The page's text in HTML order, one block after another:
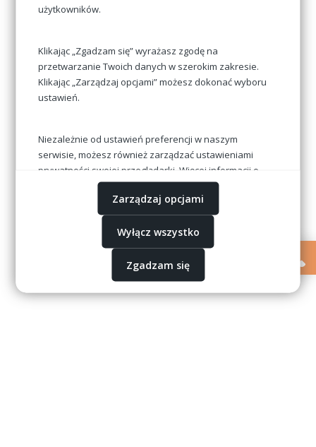
użytkowników.
Klikając „Zgadzam się” wyrażasz zgodę na
przetwarzanie Twoich danych w szerokim zakresie.
Klikając „Zarządzaj opcjami” możesz dokonać wyboru
ustawień.
Niezależnie od ustawień preferencji w naszym
serwisie, możesz również zarządzać ustawieniami
prywatności swojej przeglądarki. Więcej informacji o
przetwarzaniu danych znajdziesz wPolityce
Zarządzaj opcjami
Wyłącz wszystko
Zgadzam się
Where are we